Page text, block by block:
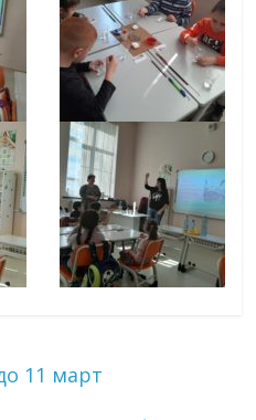
11 март